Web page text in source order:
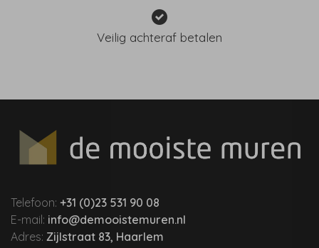
Veilig achteraf betalen
Telefoon: +31 (0)23 531 90 08
E-mail: info@demooistemuren.nl
Adres: Zijlstraat 83, Haarlem